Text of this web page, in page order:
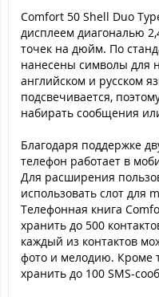
Comfort 50 Shell Duo
дисплеем диагональю
точек на дюйм. По
нанесены символы для
английском и русском
подсвечивается,
набирать сообщения
Благодаря поддержке
телефон работает в
Для расширения
использовать слот для
Телефонная книга
хранить до 500
каждый из контактов
фото и мелодию. Кроме
хранить до 100 SMS-